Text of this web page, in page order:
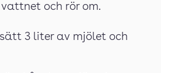
vattnet och rör om.
3 liter av mjölet och